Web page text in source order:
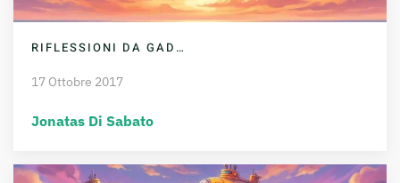
RIFLESSIONI DA GAD…
17 Ottobre 2017
Jonatas Di Sabato